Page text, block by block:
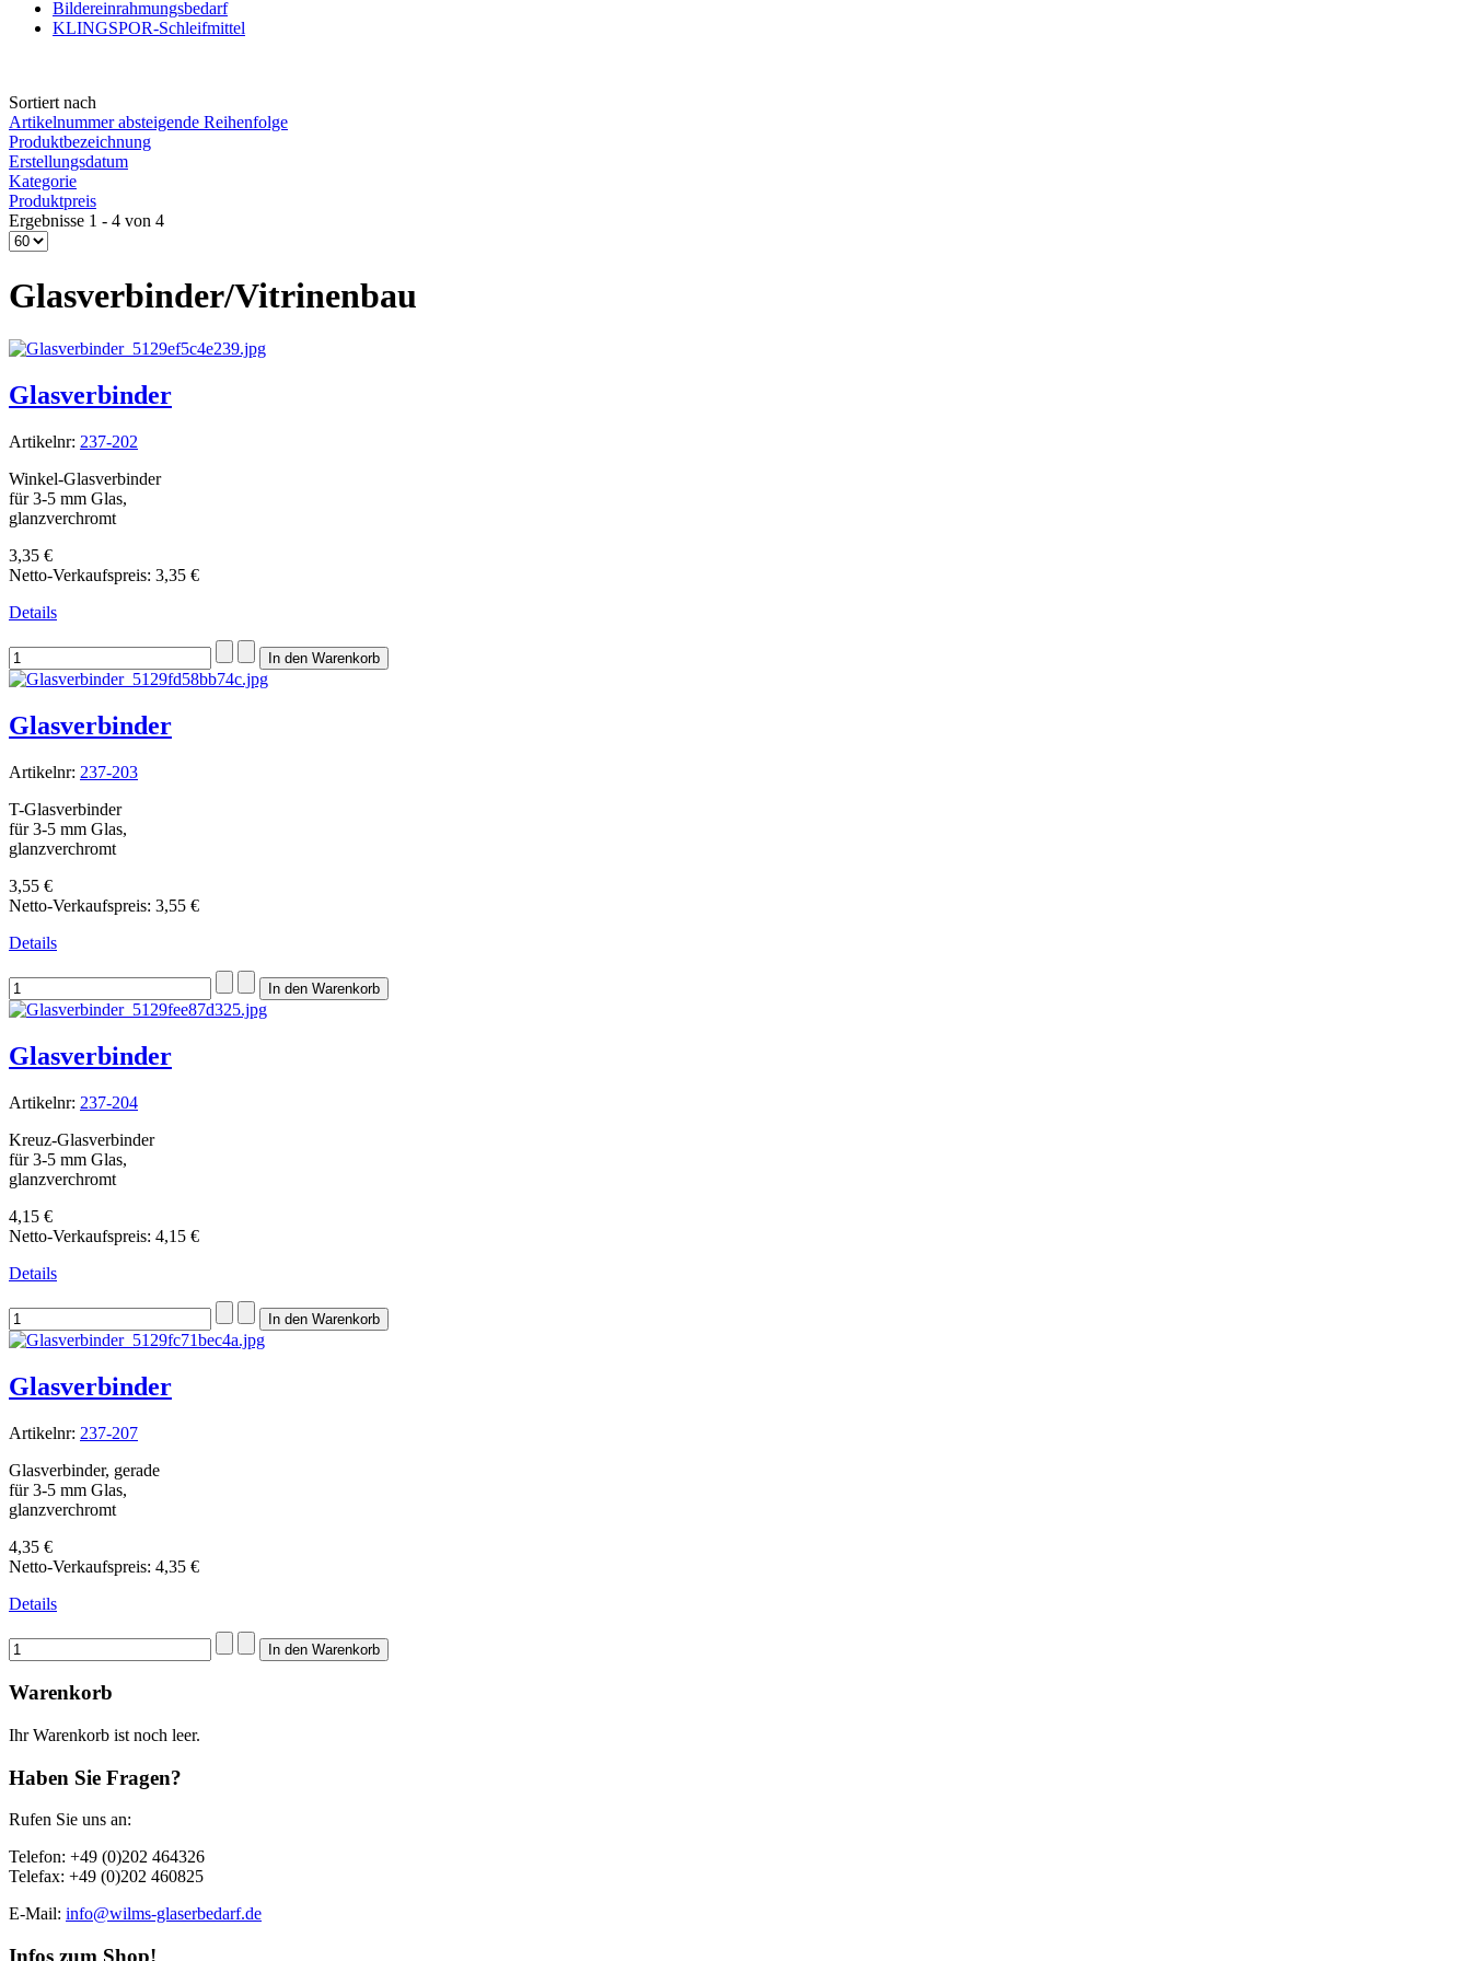
Bildereinrahmungsbedarf
KLINGSPOR-Schleifmittel
Sortiert nach
Artikelnummer absteigende Reihenfolge
Produktbezeichnung
Erstellungsdatum
Kategorie
Produktpreis
Ergebnisse 1 - 4 von 4
Glasverbinder/Vitrinenbau
Glasverbinder
Artikelnr: 237-202
Winkel-Glasverbinder
für 3-5 mm Glas,
glanzverchromt
3,35 €
Netto-Verkaufspreis: 3,35 €
Details
Glasverbinder
Artikelnr: 237-203
T-Glasverbinder
für 3-5 mm Glas,
glanzverchromt
3,55 €
Netto-Verkaufspreis: 3,55 €
Details
Glasverbinder
Artikelnr: 237-204
Kreuz-Glasverbinder
für 3-5 mm Glas,
glanzverchromt
4,15 €
Netto-Verkaufspreis: 4,15 €
Details
Glasverbinder
Artikelnr: 237-207
Glasverbinder, gerade
für 3-5 mm Glas,
glanzverchromt
4,35 €
Netto-Verkaufspreis: 4,35 €
Details
Warenkorb
Ihr Warenkorb ist noch leer.
Haben Sie Fragen?
Rufen Sie uns an:
Telefon: +49 (0)202 464326
Telefax: +49 (0)202 460825
E-Mail: info@wilms-glaserbedarf.de
Infos zum Shop!